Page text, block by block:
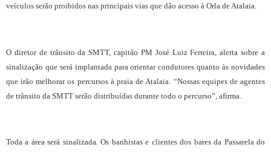
veículos serão proibidos nas principais vias que dão acesso à Orla de Atalaia.
O diretor de trânsito da SMTT, capitão PM José Luiz Ferreira, alerta sobre a
sinalização que será implantada para orientar condutores quanto às novidades
que irão melhorar os percursos à praia de Atalaia. “Nossas equipes de agentes
de trânsito da SMTT serão distribuídas durante todo o percurso”, afirma.
Toda a área será sinalizada. Os banhistas e clientes dos bares da Passarela do